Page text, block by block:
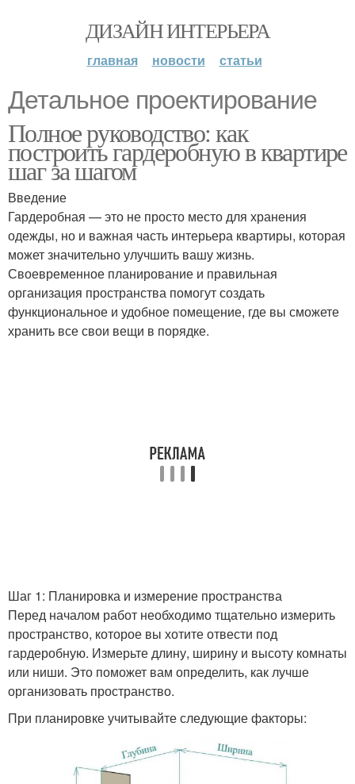
ДИЗАЙН ИНТЕРЬЕРА
главная новости статьи
Детальное проектирование
Полное руководство: как
построить гардеробную в квартире
шаг за шагом
Введение
Гардеробная — это не просто место для хранения
одежды, но и важная часть интерьера квартиры, которая
может значительно улучшить вашу жизнь.
Своевременное планирование и правильная
организация пространства помогут создать
функциональное и удобное помещение, где вы сможете
хранить все свои вещи в порядке.
Шаг 1: Планировка и измерение пространства
Перед началом работ необходимо тщательно измерить
пространство, которое вы хотите отвести под
гардеробную. Измерьте длину, ширину и высоту комнаты
или ниши. Это поможет вам определить, как лучше
организовать пространство.
При планировке учитывайте следующие факторы: